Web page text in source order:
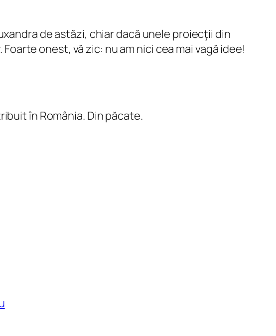
de astăzi, chiar dacă unele proiecţii din
onest, vă zic: nu am nici cea mai vagă idee!
în România. Din păcate.